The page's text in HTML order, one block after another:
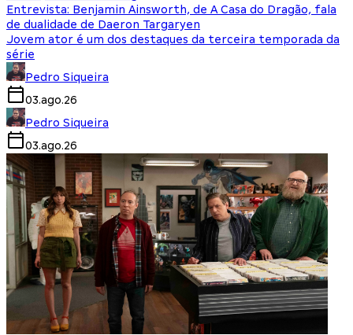
Entrevista: Benjamin Ainsworth, de A Casa do Dragão, fala
de dualidade de Daeron Targaryen
Jovem ator é um dos destaques da terceira temporada da
série
Pedro Siqueira
03.ago.26
Pedro Siqueira
03.ago.26